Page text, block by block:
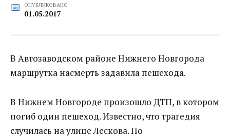
ОПУБЛИКОВАНО
01.05.2017
В Автозаводском районе Нижнего Новгорода
маршрутка насмерть задавила пешехода.
В Нижнем Новгороде произошло ДТП, в котором
погиб один пешеход. Известно, что трагедия
случилась на улице Лескова. По